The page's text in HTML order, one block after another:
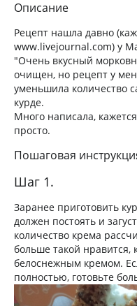
Описание
Рецепт нашла давно
www.livejournal.com) у
"Очень вкусный
очищен, но рецепт у
уменьшила количество
курде.
Много написала,
просто.
Пошаговая
Шаг 1.
Заранее приготовить
должен постоять и
количество крема
больше такой нравится,
белоснежным кремом.
полностью, готовьте